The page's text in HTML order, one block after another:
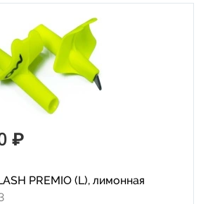
₽
PREMIO (L), лимонная